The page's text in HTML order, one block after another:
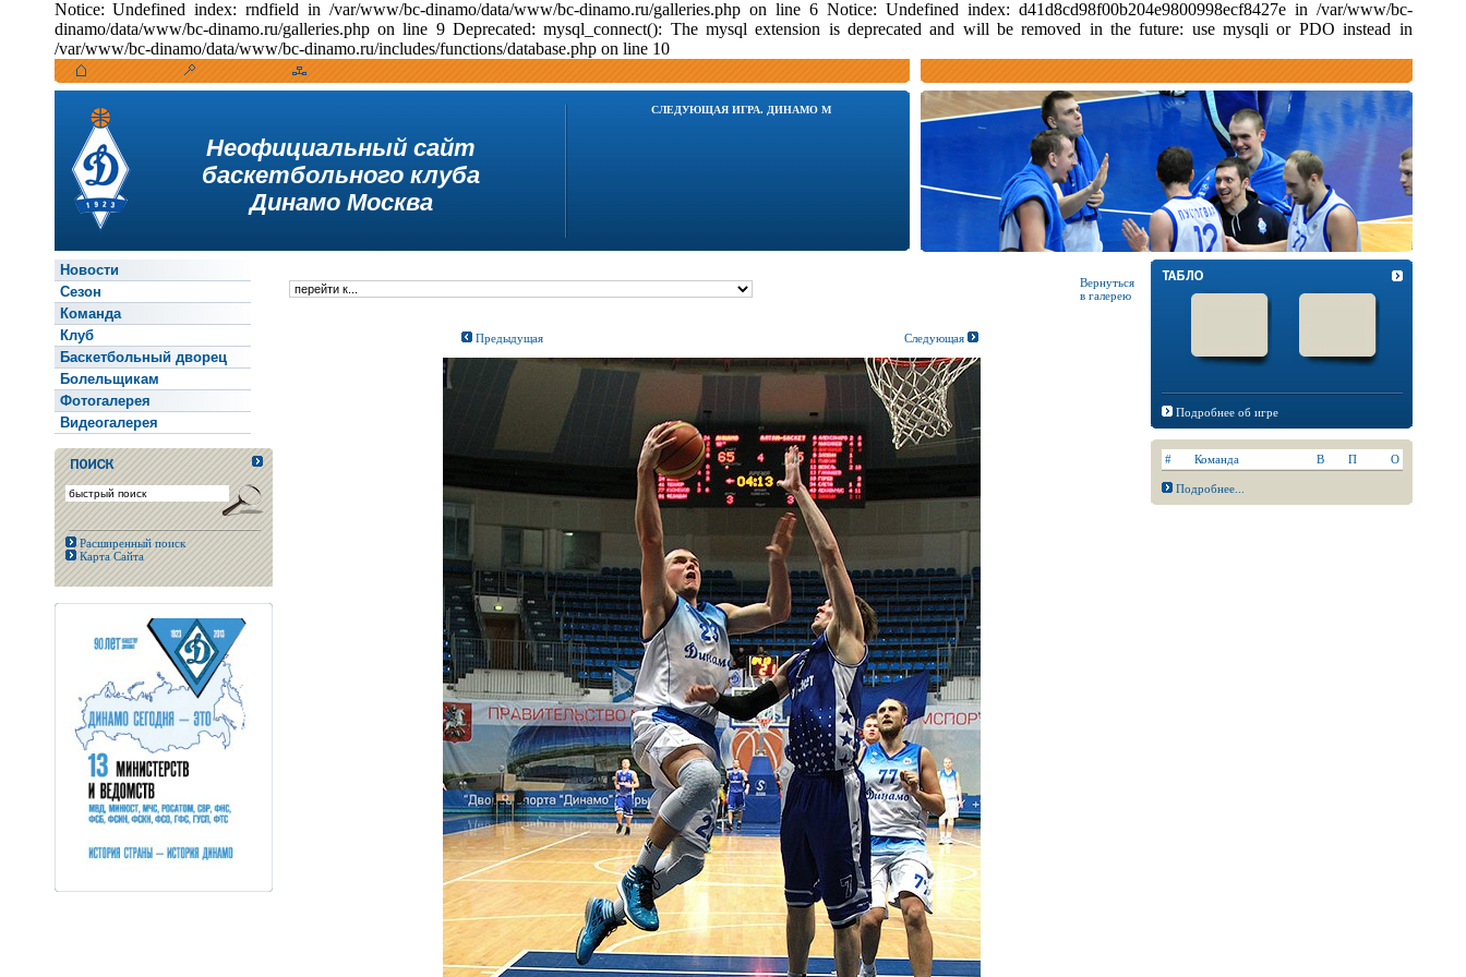
Notice: Undefined index: rndfield in /var/www/bc-dinamo/data/www/bc-dinamo.ru/galleries.php on line 6 Notice: Undefined index: d41d8cd98f00b204e9800998ecf8427e in /var/www/bc-
dinamo/data/www/bc-dinamo.ru/galleries.php on line 9 Deprecated: mysql_connect(): The mysql extension is deprecated and will be removed in the future: use mysqli or PDO instead in
/var/www/bc-dinamo/data/www/bc-dinamo.ru/includes/functions/database.php on line 10
Неофициальный сайт
баскетбольного клуба
Динамо Москва
СЛЕДУЮЩАЯ ИГРА. ДИНАМО М
Новости
Сезон
Команда
Клуб
Баскетбольный дворец
Болельщикам
Фотогалерея
Видеогалерея
Расширенный поиск
Карта Сайта
Вернуться
в галерею
Предыдущая Следующая
Подробнее об игре
# Команда В П О
Подробнее...